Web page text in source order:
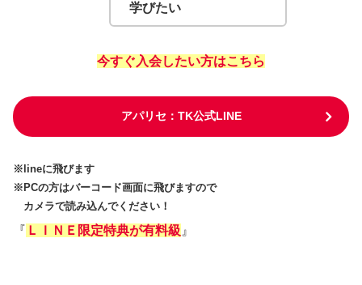
学びたい
今すぐ入会したい方はこちら
アパリセ：TK公式LINE
※lineに飛びます
※PCの方はバーコード画面に飛びますので
カメラで読み込んでください！
『 ＬＩＮＥ限定特典が有料級 』